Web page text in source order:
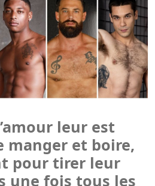
leur est
manger et boire,
pour tirer leur
une fois tous les
MAI À MINUIT
(NextDoorRaw)